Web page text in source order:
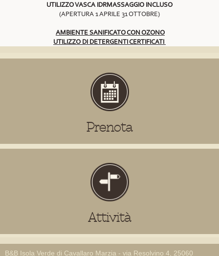
UTILIZZO VASCA IDRMASSAGGIO INCLUSO
(APERTURA 1 APRILE 31 OTTOBRE)
AMBIENTE SANIFICATO CON OZONO
UTILIZZO DI DETERGENTI CERTIFICATI
Prenota
Attività
B&B Isola Verde di Cavallaro Marzia - via Resolvino 4, 25060